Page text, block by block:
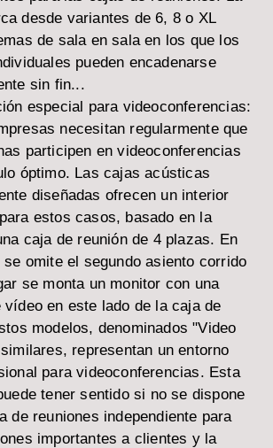
desde variantes de 6, 8 o XL
de sala en sala en los que los
pueden encadenarse
sin fin...
especial para videoconferencias:
necesitan regularmente que
participen en videoconferencias
óptimo. Las cajas acústicas
diseñadas ofrecen un interior
estos casos, basado en la
caja de reunión de 4 plazas. En
omite el segundo asiento corrido
se monta un monitor con una
vídeo en este lado de la caja de
modelos, denominados "Video
representan un entorno
para videoconferencias. Esta
tener sentido si no se dispone
de reuniones independiente para
importantes a clientes y la